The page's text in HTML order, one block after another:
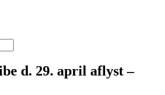
d. 29. april aflyst –